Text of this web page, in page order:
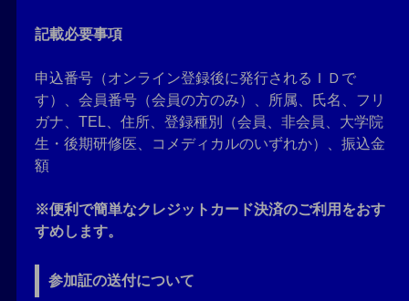
記載必要事項
申込番号（オンライン登録後に発行されるＩＤで
す）、会員番号（会員の方のみ）、所属、氏名、フリ
ガナ、TEL、住所、登録種別（会員、非会員、大学院
生・後期研修医、コメディカルのいずれか）、振込金
額
※便利で簡単なクレジットカード決済のご利用をおす
すめします。
参加証の送付について